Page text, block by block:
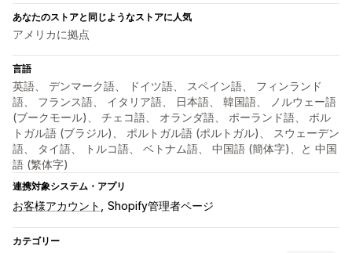
あなたのストアと同じようなストアに人気
アメリカに拠点
言語
英語、 デンマーク語、 ドイツ語、 スペイン語、 フィンランド
語、 フランス語、 イタリア語、 日本語、 韓国語、 ノルウェー語
(ブークモール)、 チェコ語、 オランダ語、 ポーランド語、 ポル
トガル語 (ブラジル)、 ポルトガル語 (ポルトガル)、 スウェーデン
語、 タイ語、 トルコ語、 ベトナム語、 中国語 (簡体字)、と 中国
語 (繁体字)
連携対象システム・アプリ
お客様アカウント Shopify管理者ページ
カテゴリー